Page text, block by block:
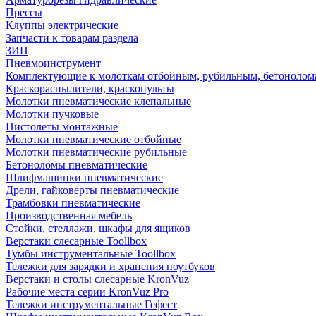
Прессы
Клуппы электрические
Запчасти к товарам раздела
ЗИП
Пневмоинструмент
Комплектующие к молоткам отбойным, рубильным,
Краскораспылители, краскопульты
Молотки пневматические клепальные
Молотки пучковые
Пистолеты монтажные
Молотки пневматические отбойные
Молотки пневматические рубильные
Бетоноломы пневматические
Шлифмашинки пневматические
Дрели, гайковерты пневматические
Трамбовки пневматические
Производственная мебель
Стойки, стеллажи, шкафы для ящиков
Верстаки слесарные Toollbox
Тумбы инструментальные Toollbox
Тележки для зарядки и хранения ноутбуков
Верстаки и столы слесарные KronVuz
Рабочие места серии KronVuz Pro
Тележки инструментальные Гефест